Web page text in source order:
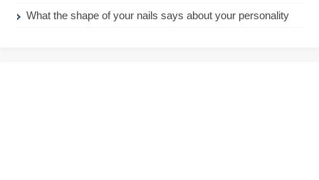
What the shape of your nails says about your personality